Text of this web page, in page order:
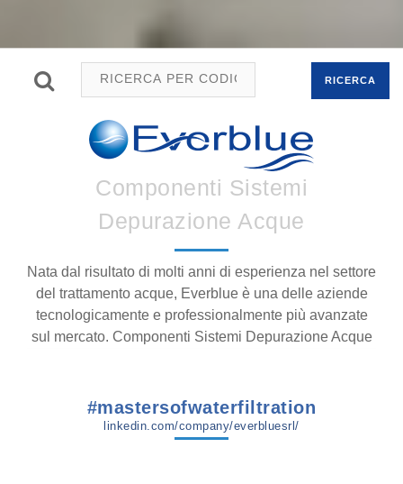
RICERCA
Componenti Sistemi
Depurazione Acque
Nata dal risultato di molti anni di esperienza nel settore
del trattamento acque, Everblue è una delle aziende
tecnologicamente e professionalmente più avanzate
sul mercato. Componenti Sistemi Depurazione Acque
#mastersofwaterfiltration
linkedin.com/company/everbluesrl/